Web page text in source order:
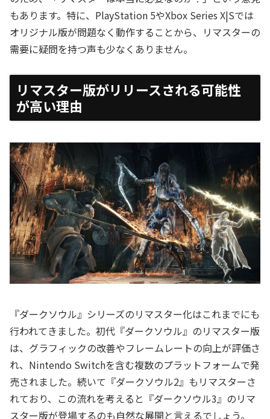
もあります。特に、PlayStation 5やXbox Series X|Sでは
オリジナル版が問題なく動作することから、リマスターの
需要に疑問を持つ声も少なくありません。
リマスター版がリリースされる可能性
が高い理由
『ダークソウル』シリーズのリマスター化はこれまでにも
行われてきました。初代『ダークソウル』のリマスター版
は、グラフィックの改善やフレームレートの向上が評価さ
れ、Nintendo Switchを含む複数のプラットフォームで発
売されました。続いて『ダークソウル2』もリマスターさ
れており、この流れを考えると『ダークソウル3』のリマ
スター版が登場するのも自然な展開と言えるでしょう。